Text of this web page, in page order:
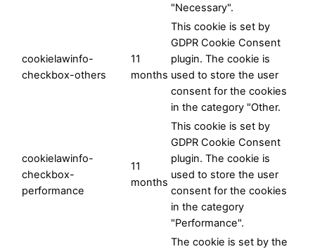
"Necessary".
cookielawinfo-
checkbox-others
11
months
This cookie is set by
GDPR Cookie Consent
plugin. The cookie is
used to store the user
consent for the cookies
in the category "Other.
cookielawinfo-
checkbox-
performance
11
months
This cookie is set by
GDPR Cookie Consent
plugin. The cookie is
used to store the user
consent for the cookies
in the category
"Performance".
The cookie is set by the